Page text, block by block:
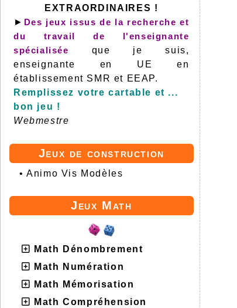
EXTRAORDINAIRES !
► Des jeux issus de la recherche et
du travail de l'enseignante
spécialisée que je suis,
enseignante en UE en
établissement SMR et EEAP.
Remplissez votre cartable et ...
bon jeu !
Webmestre
Jeux de construction
•Animo Vis Modèles
Jeux Math
Math Dénombrement
Math Numération
Math Mémorisation
Math Compréhension